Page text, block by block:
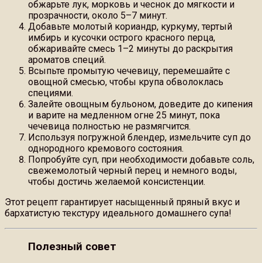
обжарьте лук, морковь и чеснок до мягкости и
прозрачности, около 5–7 минут.
Добавьте молотый кориандр, куркуму, тертый
имбирь и кусочки острого красного перца,
обжаривайте смесь 1–2 минуты до раскрытия
ароматов специй.
Всыпьте промытую чечевицу, перемешайте с
овощной смесью, чтобы крупа обволоклась
специями.
Залейте овощным бульоном, доведите до кипения
и варите на медленном огне 25 минут, пока
чечевица полностью не размягчится.
Используя погружной блендер, измельчите суп до
однородного кремового состояния.
Попробуйте суп, при необходимости добавьте соль,
свежемолотый черный перец и немного воды,
чтобы достичь желаемой консистенции.
Этот рецепт гарантирует насыщенный пряный вкус и
бархатистую текстуру идеального домашнего супа!
Полезный совет